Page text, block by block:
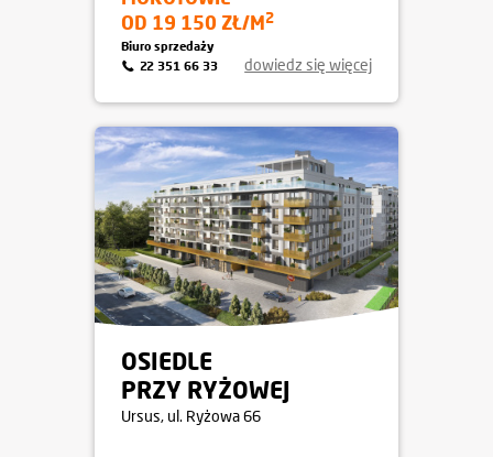
OD 19 150 ZŁ/M2
dowiedz się więcej
Biuro sprzedaży
22 351 66 33
OSIEDLE
PRZY RYŻOWEJ
Ursus, ul. Ryżowa 66